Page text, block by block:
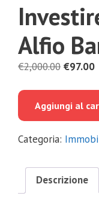
Alfio
€2,000.00 Il
era:
€97.00Il
Aggiungi al
Categoria:
Descrizione